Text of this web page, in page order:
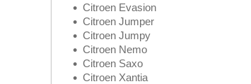
Citroen Evasion
Citroen Jumper
Citroen Jumpy
Citroen Nemo
Citroen Saxo
Citroen Xantia